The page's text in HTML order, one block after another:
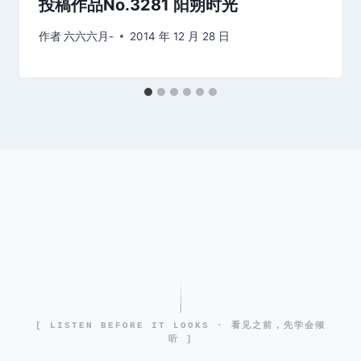
投稿作品No.3281 阳朔时光
作者六六六月- 2014 年 12 月 28 日
[ LISTEN BEFORE IT LOOKS · 看见之前，先学会倾
听 ]